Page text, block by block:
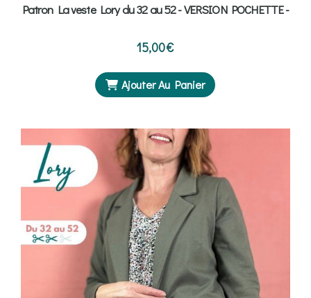
Patron La veste Lory du 32 au 52 - VERSION POCHETTE -
15,00€
Ajouter Au Panier